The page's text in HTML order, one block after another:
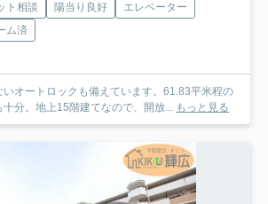
ト相談 陽当り良好
エレベーター
ム済
オートロックも備えています。61.83平米程の
分。地上15階建てなので、開放... もっと見る